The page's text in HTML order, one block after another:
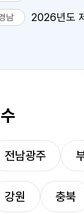
남 2026년도
전남광주
강원 충북